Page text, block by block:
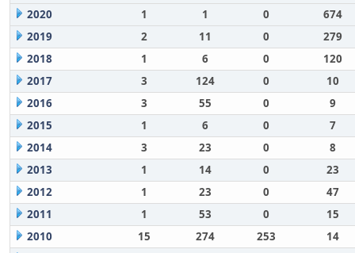
2020
1 1 0
674
2019
2 11 0
279
2018
1 6 0
120
2017
3 124 0
10
2016
3 55 0
9
2015
1 6 0
7
2014
3 23 0
8
2013
1 14 0
23
2012
1 23 0
47
2011
1 53 0
15
2010
15 274 253
14